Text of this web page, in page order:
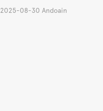
2025-08-30 Andoain